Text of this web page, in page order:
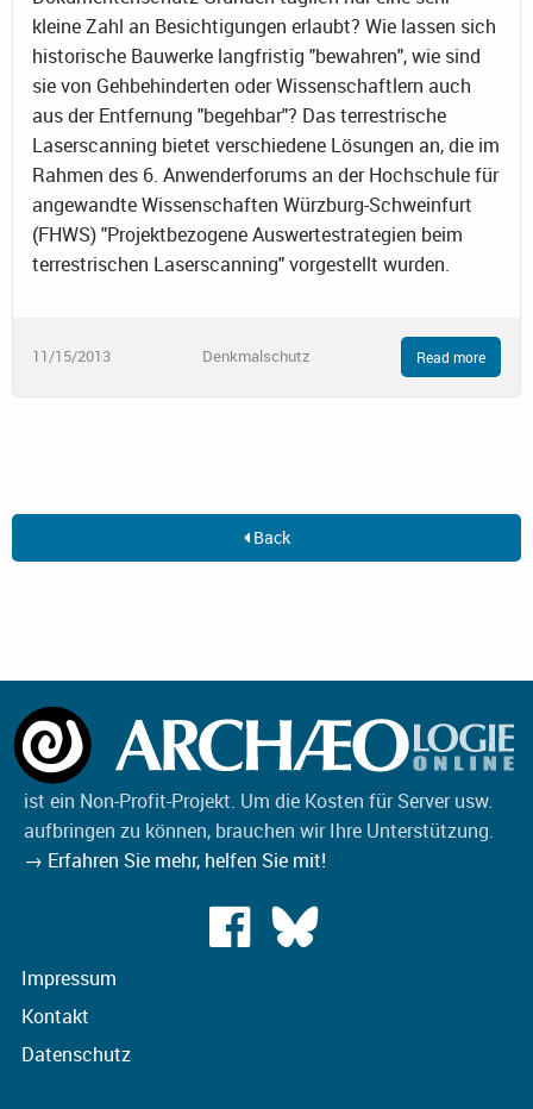
kleine Zahl an Besichtigungen erlaubt? Wie lassen sich
historische Bauwerke langfristig "bewahren", wie sind
sie von Gehbehinderten oder Wissenschaftlern auch
aus der Entfernung "begehbar"? Das terrestrische
Laserscanning bietet verschiedene Lösungen an, die im
Rahmen des 6. Anwenderforums an der Hochschule für
angewandte Wissenschaften Würzburg-Schweinfurt
(FHWS) "Projektbezogene Auswertestrategien beim
terrestrischen Laserscanning" vorgestellt wurden.
11/15/2013 Denkmalschutz Read more
Back
ist ein Non-Profit-Projekt. Um die Kosten für Server usw.
aufbringen zu können, brauchen wir Ihre Unterstützung.
→ Erfahren Sie mehr, helfen Sie mit!
Impressum
Kontakt
Datenschutz